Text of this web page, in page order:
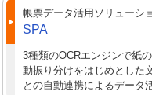
帳票データ活用ソリューシ
SPA
3種類のOCRエンジンで紙
動振り分けをはじめとした
との自動連携によるデータ